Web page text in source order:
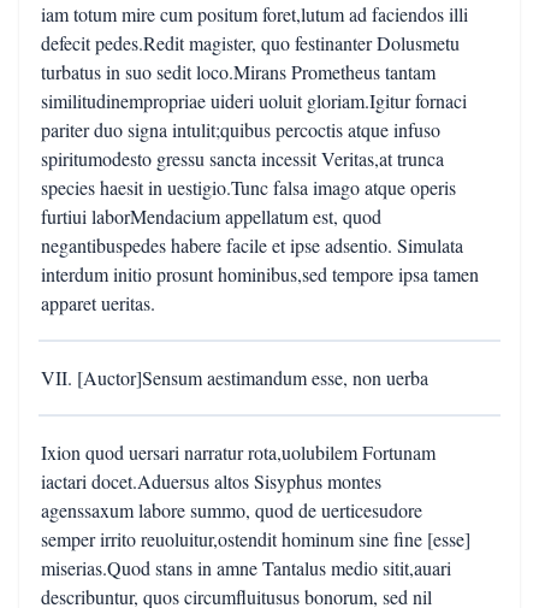
iam totum mire cum positum foret,lutum ad faciendos illi
defecit pedes.Redit magister, quo festinanter Dolusmetu
turbatus in suo sedit loco.Mirans Prometheus tantam
similitudinempropriae uideri uoluit gloriam.Igitur fornaci
pariter duo signa intulit;quibus percoctis atque infuso
spiritumodesto gressu sancta incessit Veritas,at trunca
species haesit in uestigio.Tunc falsa imago atque operis
furtiui laborMendacium appellatum est, quod
negantibuspedes habere facile et ipse adsentio. Simulata
interdum initio prosunt hominibus,sed tempore ipsa tamen
apparet ueritas.
VII. [Auctor]Sensum aestimandum esse, non uerba
Ixion quod uersari narratur rota,uolubilem Fortunam
iactari docet.Aduersus altos Sisyphus montes
agenssaxum labore summo, quod de uerticesudore
semper irrito reuoluitur,ostendit hominum sine fine [esse]
miserias.Quod stans in amne Tantalus medio sitit,auari
describuntur, quos circumfluitusus bonorum, sed nil